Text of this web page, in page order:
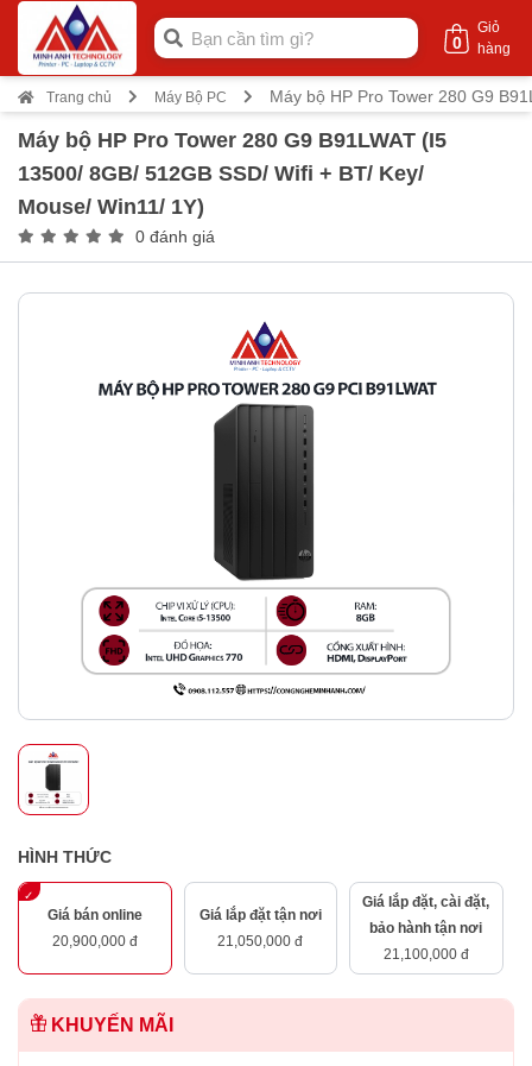
Giỏ
hàng
0
Trang chủ Máy Bộ PC Máy bộ HP Pro Tower 280 G9
Máy bộ HP Pro Tower 280 G9 B91LWAT (I5
13500/ 8GB/ 512GB SSD/ Wifi + BT/ Key/
Mouse/ Win11/ 1Y)
0 đánh giá
HÌNH THỨC
Giá bán online
20,900,000 đ
Giá lắp đặt tận nơi
21,050,000 đ
Giá lắp đặt, cài đặt,
bảo hành tận nơi
21,100,000 đ
KHUYẾN MÃI